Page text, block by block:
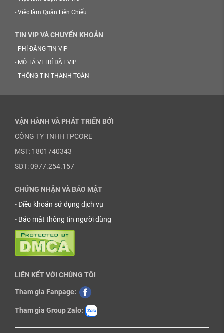
- Việc làm Quận Liên Chiểu
TIN VIP VÀ CHUYỂN KHOẢN
- PHÍ ĐĂNG TIN VIP
- MÔ TẢ VỊ TRÍ ĐẶT VIP
- THÔNG TIN THANH TOÁN
VẬN HÀNH VÀ PHÁT TRIỂN BỞI
CÔNG TY TNHH TPCORE
MST: 1801740343
SĐT: 0977.254.157
CHỨNG NHẬN VÀ BẢO MẬT
-Điều khoản sử dụng dịch vụ
- Bảo mật thông tin người dùng
LIÊN KẾT VỚI CHÚNG TÔI
Tham gia Fanpage:
Tham gia Group Zalo: